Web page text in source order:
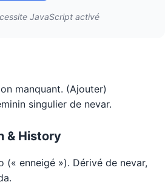
JavaScript activé
manquant. (Ajouter)
singulier de nevar.
& History
(« enneigé »). Dérivé de nevar,